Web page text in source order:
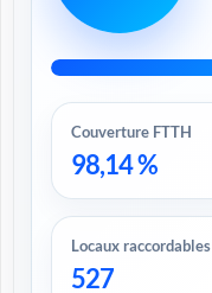
Couverture FTTH
98,14 %
Locaux raccordables
527